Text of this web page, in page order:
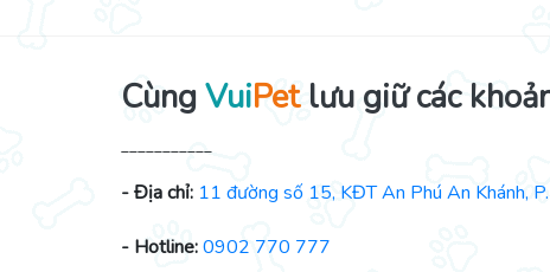
CùngVuiPetlưu giữ các
- Địa chỉ: 11 đường số 15, KĐT An Phú An Khánh,
- Hotline:0902 770 777